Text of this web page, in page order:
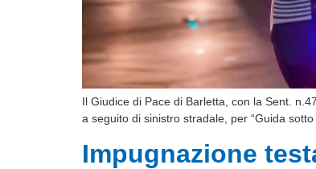
Il Giudice di Pace di Barletta, con la Sent.
a seguito di sinistro stradale, per “Guida
Impugnazione